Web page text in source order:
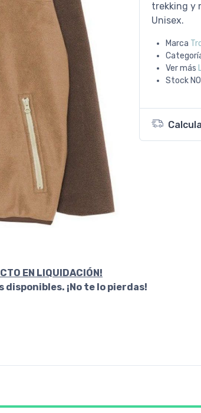
trekking y
Unisex.
Marca
Ver más
Stock
EN LIQUIDACIÓN!
¡No te lo pierdas!